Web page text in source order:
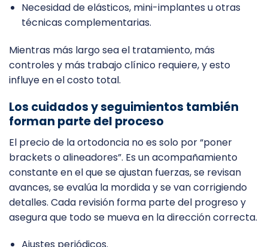
Necesidad de elásticos, mini-implantes u otras
técnicas complementarias.
Mientras más largo sea el tratamiento, más
controles y más trabajo clínico requiere, y esto
influye en el costo total.
Los cuidados y seguimientos también
forman parte del proceso
El precio de la ortodoncia no es solo por “poner
brackets o alineadores”. Es un acompañamiento
constante en el que se ajustan fuerzas, se revisan
avances, se evalúa la mordida y se van corrigiendo
detalles. Cada revisión forma parte del progreso y
asegura que todo se mueva en la dirección correcta.